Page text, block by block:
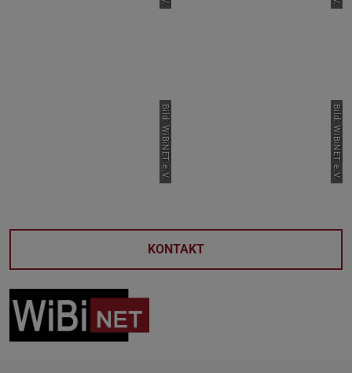
Bild: WiBiNET e.V. Bild: WiBiNET e.V.
KONTAKT